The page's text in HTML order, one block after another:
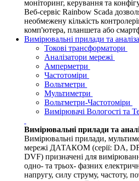
моніторинг, керування та
Веб-сервіс Rainbow Scada
необмежену кількість
комп'ютера, планшета або
Вимірювальні прилади та
Токові трансформатори
Аналізатори мережі
Амперметри
Частотоміри
Вольтметри
Мультиметри
Вольтметри-Частотоміри
Вимірювачі Вологості та
Вимірювальні прилади та
Вимірювальні прилади,
мережі ДАТАКОМ (серії: DA,
DVF) призначені для
одно- та трьох- фазних
напругу, силу струму, частоту,